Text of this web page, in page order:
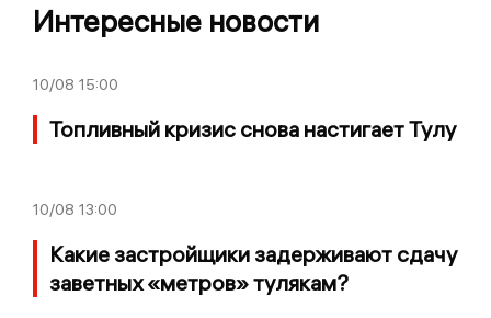
Интересные новости
10/08 15:00
Топливный кризис снова настигает Тулу
10/08 13:00
Какие застройщики задерживают сдачу
заветных «метров» тулякам?